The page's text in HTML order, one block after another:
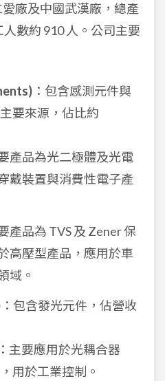
廠及中國武漢廠，總產
數約 910 人。公司主要
：包含感測元件與
要來源，佔比約
產品為光二極體及光電
戴裝置與消費性電子產
產品為 TVS 及 Zener 保
高壓型產品，應用於車
域。
：包含發光元件，佔營收
：主要應用於光耦合器
用於工業控制。